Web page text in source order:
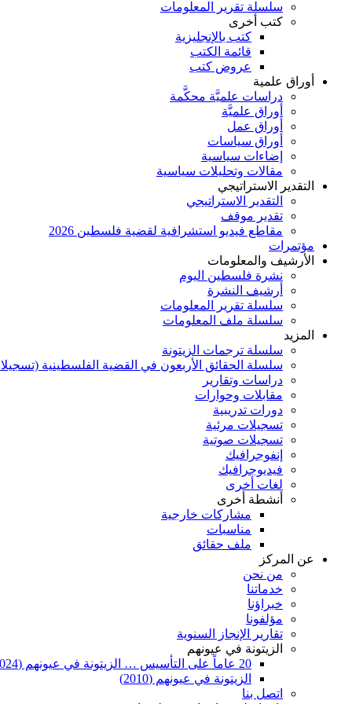
سلسلة تقرير المعلومات
كتب أخرى
كتب بالإنجليزية
قائمة الكتب
عروض كتب
أوراق علمية
دراسات علميَّة محكَّمة
أوراق علميَّة
أوراق عمل
أوراق سياسات
إضاءات سياسية
مقالات وتحليلات سياسية
التقدير الاستراتيجي
التقدير الاستراتيجي
تقدير موقف
مقاطع فيديو استشرافية لقضية فلسطين 2026
مؤتمرات
الأرشيف والمعلومات
نشرة فلسطين اليوم
أرشيف النشرة
سلسلة تقرير المعلومات
سلسلة ملف المعلومات
المزيد
سلسلة ترجمات الزيتونة
سلسلة الحقائق الأربعون في القضية الفلسطينية
دراسات وتقارير
مقابلات وحوارات
دورات تدريبية
تسجيلات مرئية
تسجيلات صوتية
إنفوجرافيك
فيديوجرافيك
لغات أخرى
أنشطة أخرى
مشاركات خارجية
مناسبات
ملف حقائق
عن المركز
من نحن
خدماتنا
خبراؤنا
مؤلفونا
تقارير الإنجاز السنوية
الزيتونة في عيونهم
20 عاماً على التأسيس … الزيتونة في عيونهم (2024)
الزيتونة في عيونهم (2010)
اتصل بنا